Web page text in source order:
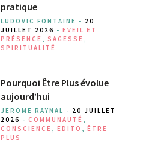
pratique
LUDOVIC FONTAINE - 20
JUILLET 2026 - EVEIL ET
PRÉSENCE , SAGESSE ,
SPIRITUALITÉ
Pourquoi Être Plus évolue
aujourd’hui
JEROME RAYNAL - 20 JUILLET
2026 - COMMUNAUTÉ ,
CONSCIENCE , EDITO , ÊTRE
PLUS